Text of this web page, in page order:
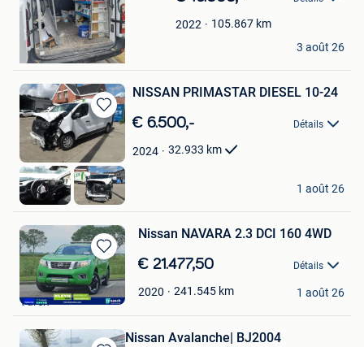
Mes
Favoris
2022 105.867 km
E. Lesire
Gent
3 août 26
Sauvegarder
dans
Mes
Favoris
NISSAN PRIMASTAR DIESEL 10-24
€ 6.500,- Détails
2024 32.933 km
procar
Hooglede
1 août 26
Sauvegarder
dans
Mes
Favoris
Nissan NAVARA 2.3 DCI 160 4WD
€ 21.477,50 Détails
2020 241.545 km
Kleyn Vans B.V.
Vuren
1 août 26
Nissan Avalanche| BJ2004